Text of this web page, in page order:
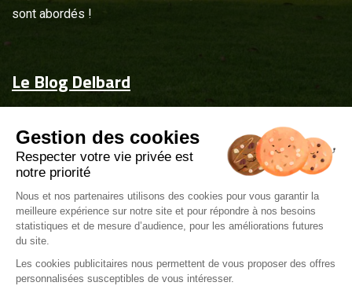
sont abordés !
Le Blog Delbard
Jardin & maison
Inspiration
Couvrez-les d'attentions
Delbard.fr
Gestion des cookies
Respecter votre vie privée est
notre priorité
Nous et nos partenaires utilisons des cookies pour vous garantir la
meilleure expérience sur notre site et pour répondre à nos besoins
statistiques et de mesure d’audience, pour les améliorations futures
du site.
Les cookies publicitaires nous permettent de vous proposer des offres
personnalisées susceptibles de vous intéresser.